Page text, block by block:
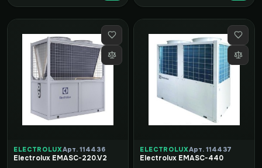
ELECTROLUXАрт. 114436
Electrolux EMASC-220.V2
ELECTROLUXАрт. 114437
Electrolux EMASC-440